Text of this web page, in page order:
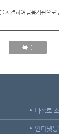
체결하여 금융기관으로
목록
나홀로
인터넷등